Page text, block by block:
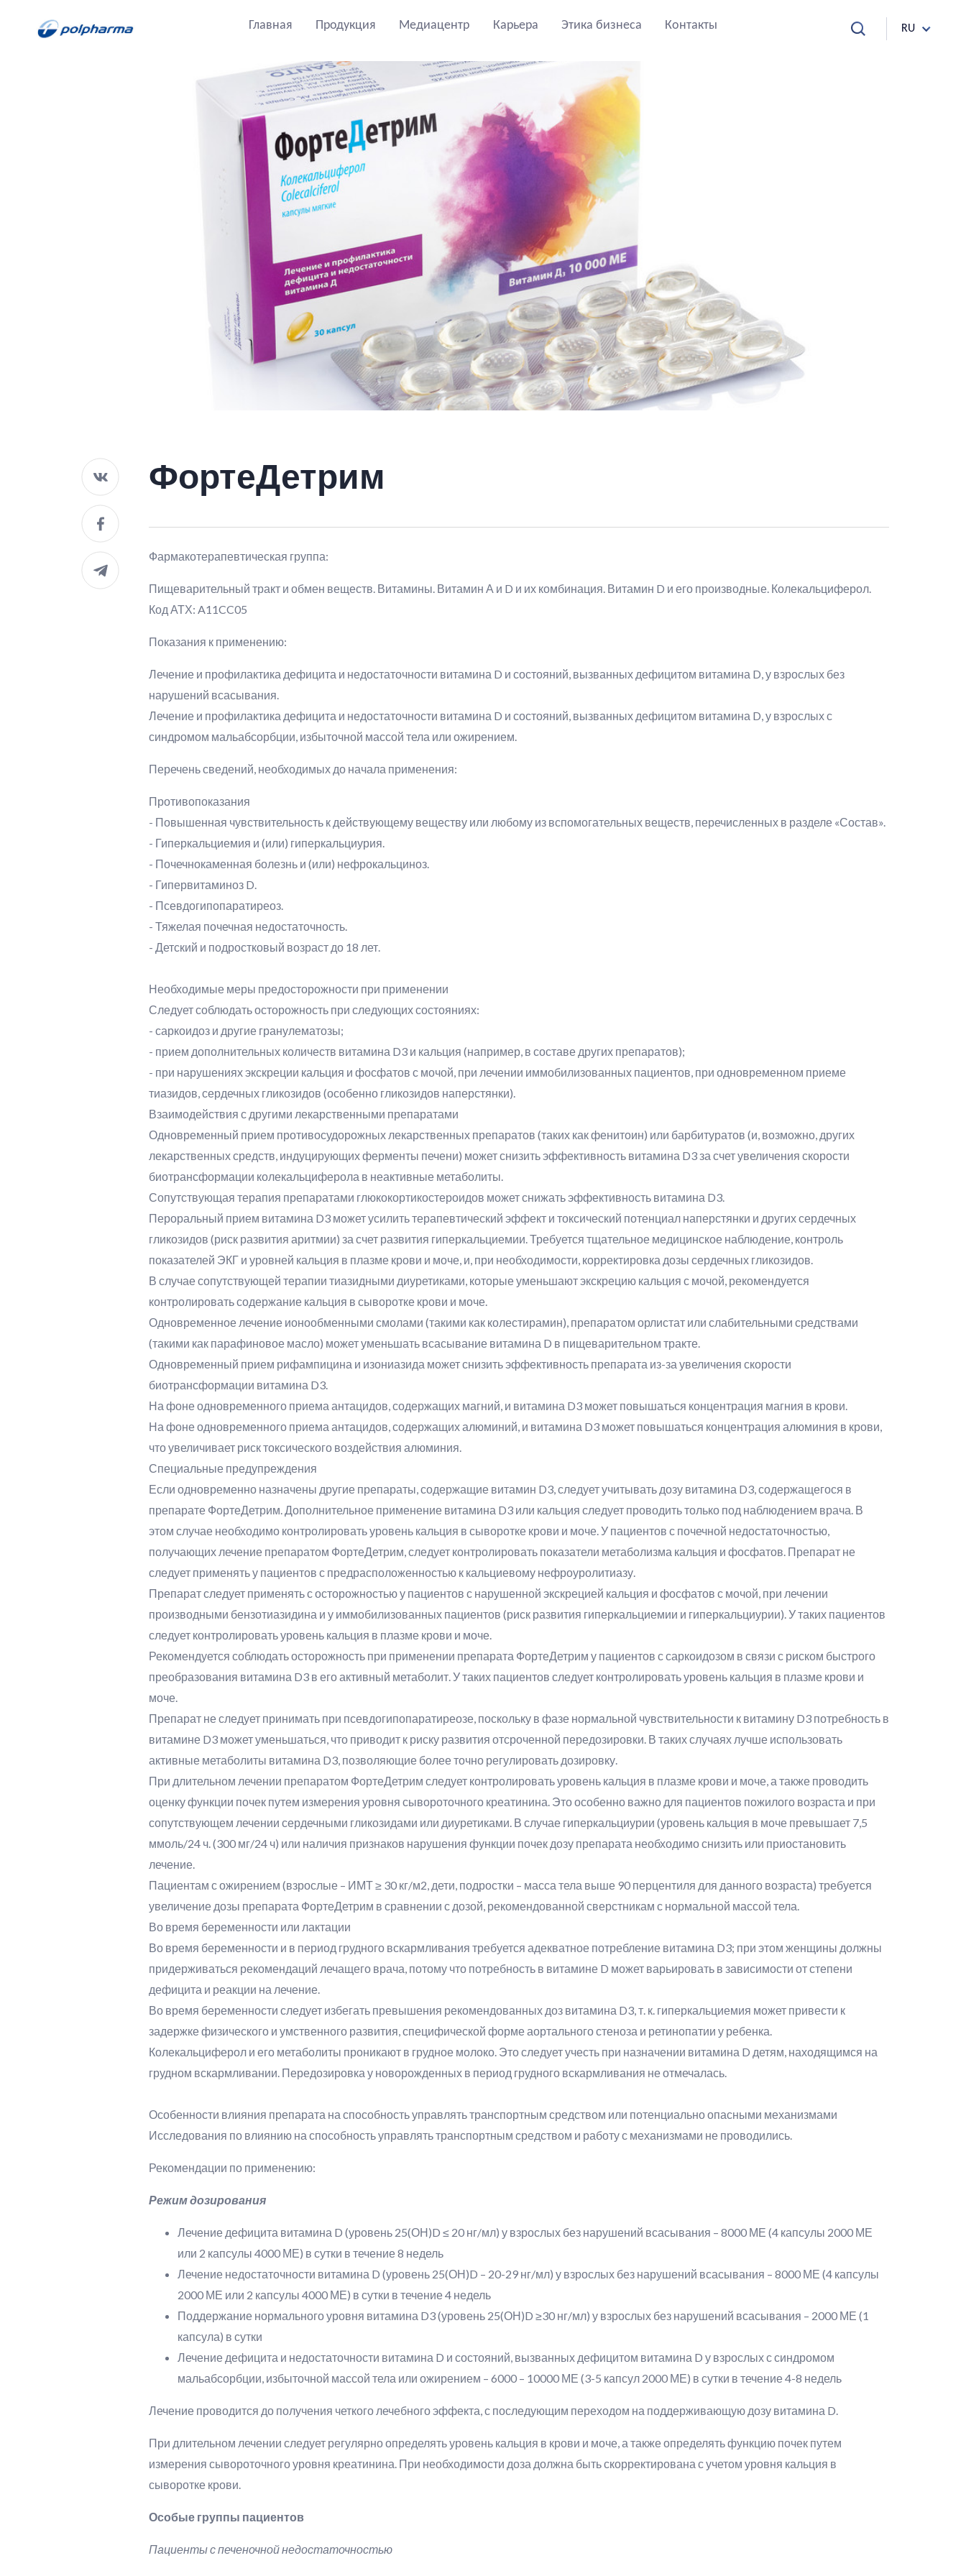
Главная Продукция Медиацентр Карьера Этика бизнеса Контакты RU
ФортеДетрим
Фармакотерапевтическая группа:
Пищеварительный тракт и обмен веществ. Витамины. Витамин А и D и их комбинация. Витамин D и его производные. Колекальциферол.
Код АТХ: A11CC05
Показания к применению:
Лечение и профилактика дефицита и недостаточности витамина D и состояний, вызванных дефицитом витамина D, у взрослых без
нарушений всасывания.
Лечение и профилактика дефицита и недостаточности витамина D и состояний, вызванных дефицитом витамина D, у взрослых с
синдромом мальабсорбции, избыточной массой тела или ожирением.
Перечень сведений, необходимых до начала применения:
Противопоказания
- Повышенная чувствительность к действующему веществу или любому из вспомогательных веществ, перечисленных в разделе «Состав».
- Гиперкальциемия и (или) гиперкальциурия.
- Почечнокаменная болезнь и (или) нефрокальциноз.
- Гипервитаминоз D.
- Псевдогипопаратиреоз.
- Тяжелая почечная недостаточность.
- Детский и подростковый возраст до 18 лет.
Необходимые меры предосторожности при применении
Следует соблюдать осторожность при следующих состояниях:
- саркоидоз и другие гранулематозы;
- прием дополнительных количеств витамина D3 и кальция (например, в составе других препаратов);
- при нарушениях экскреции кальция и фосфатов с мочой, при лечении иммобилизованных пациентов, при одновременном приеме
тиазидов, сердечных гликозидов (особенно гликозидов наперстянки).
Взаимодействия с другими лекарственными препаратами
Одновременный прием противосудорожных лекарственных препаратов (таких как фенитоин) или барбитуратов (и, возможно, других
лекарственных средств, индуцирующих ферменты печени) может снизить эффективность витамина D3 за счет увеличения скорости
биотрансформации колекальциферола в неактивные метаболиты.
Сопутствующая терапия препаратами глюкокортикостероидов может снижать эффективность витамина D3.
Пероральный прием витамина D3 может усилить терапевтический эффект и токсический потенциал наперстянки и других сердечных
гликозидов (риск развития аритмии) за счет развития гиперкальциемии. Требуется тщательное медицинское наблюдение, контроль
показателей ЭКГ и уровней кальция в плазме крови и моче, и, при необходимости, корректировка дозы сердечных гликозидов.
В случае сопутствующей терапии тиазидными диуретиками, которые уменьшают экскрецию кальция с мочой, рекомендуется
контролировать содержание кальция в сыворотке крови и моче.
Одновременное лечение ионообменными смолами (такими как колестирамин), препаратом орлистат или слабительными средствами
(такими как парафиновое масло) может уменьшать всасывание витамина D в пищеварительном тракте.
Одновременный прием рифампицина и изониазида может снизить эффективность препарата из-за увеличения скорости
биотрансформации витамина D3.
На фоне одновременного приема антацидов, содержащих магний, и витамина D3 может повышаться концентрация магния в крови.
На фоне одновременного приема антацидов, содержащих алюминий, и витамина D3 может повышаться концентрация алюминия в крови,
что увеличивает риск токсического воздействия алюминия.
Специальные предупреждения
Если одновременно назначены другие препараты, содержащие витамин D3, следует учитывать дозу витамина D3, содержащегося в
препарате ФортеДетрим. Дополнительное применение витамина D3 или кальция следует проводить только под наблюдением врача. В
этом случае необходимо контролировать уровень кальция в сыворотке крови и моче. У пациентов с почечной недостаточностью,
получающих лечение препаратом ФортеДетрим, следует контролировать показатели метаболизма кальция и фосфатов. Препарат не
следует применять у пациентов с предрасположенностью к кальциевому нефроуролитиазу.
Препарат следует применять с осторожностью у пациентов с нарушенной экскрецией кальция и фосфатов с мочой, при лечении
производными бензотиазидина и у иммобилизованных пациентов (риск развития гиперкальциемии и гиперкальциурии). У таких пациентов
следует контролировать уровень кальция в плазме крови и моче.
Рекомендуется соблюдать осторожность при применении препарата ФортеДетрим у пациентов с саркоидозом в связи с риском быстрого
преобразования витамина D3 в его активный метаболит. У таких пациентов следует контролировать уровень кальция в плазме крови и
моче.
Препарат не следует принимать при псевдогипопаратиреозе, поскольку в фазе нормальной чувствительности к витамину D3 потребность в
витамине D3 может уменьшаться, что приводит к риску развития отсроченной передозировки. В таких случаях лучше использовать
активные метаболиты витамина D3, позволяющие более точно регулировать дозировку.
При длительном лечении препаратом ФортеДетрим следует контролировать уровень кальция в плазме крови и моче, а также проводить
оценку функции почек путем измерения уровня сывороточного креатинина. Это особенно важно для пациентов пожилого возраста и при
сопутствующем лечении сердечными гликозидами или диуретиками. В случае гиперкальциурии (уровень кальция в моче превышает 7,5
ммоль/24 ч. (300 мг/24 ч) или наличия признаков нарушения функции почек дозу препарата необходимо снизить или приостановить
лечение.
Пациентам с ожирением (взрослые – ИМТ ≥ 30 кг/м2, дети, подростки – масса тела выше 90 перцентиля для данного возраста) требуется
увеличение дозы препарата ФортеДетрим в сравнении с дозой, рекомендованной сверстникам с нормальной массой тела.
Во время беременности или лактации
Во время беременности и в период грудного вскармливания требуется адекватное потребление витамина D3; при этом женщины должны
придерживаться рекомендаций лечащего врача, потому что потребность в витамине D может варьировать в зависимости от степени
дефицита и реакции на лечение.
Во время беременности следует избегать превышения рекомендованных доз витамина D3, т. к. гиперкальциемия может привести к
задержке физического и умственного развития, специфической форме аортального стеноза и ретинопатии у ребенка.
Колекальциферол и его метаболиты проникают в грудное молоко. Это следует учесть при назначении витамина D детям, находящимся на
грудном вскармливании. Передозировка у новорожденных в период грудного вскармливания не отмечалась.
Особенности влияния препарата на способность управлять транспортным средством или потенциально опасными механизмами
Исследования по влиянию на способность управлять транспортным средством и работу с механизмами не проводились.
Рекомендации по применению:
Режим дозирования
Лечение дефицита витамина D (уровень 25(ОН)D ≤ 20 нг/мл) у взрослых без нарушений всасывания – 8000 МЕ (4 капсулы 2000 МЕ
или 2 капсулы 4000 МЕ) в сутки в течение 8 недель
Лечение недостаточности витамина D (уровень 25(ОН)D – 20-29 нг/мл) у взрослых без нарушений всасывания – 8000 МЕ (4 капсулы
2000 МЕ или 2 капсулы 4000 МЕ) в сутки в течение 4 недель
Поддержание нормального уровня витамина D3 (уровень 25(ОН)D ≥30 нг/мл) у взрослых без нарушений всасывания – 2000 МЕ (1
капсула) в сутки
Лечение дефицита и недостаточности витамина D и состояний, вызванных дефицитом витамина D у взрослых с синдромом
мальабсорбции, избыточной массой тела или ожирением – 6000 – 10000 МЕ (3-5 капсул 2000 МЕ) в сутки в течение 4-8 недель
Лечение проводится до получения четкого лечебного эффекта, с последующим переходом на поддерживающую дозу витамина D.
При длительном лечении следует регулярно определять уровень кальция в крови и моче, а также определять функцию почек путем
измерения сывороточного уровня креатинина. При необходимости доза должна быть скорректирована с учетом уровня кальция в
сыворотке крови.
Особые группы пациентов
Пациенты с печеночной недостаточностью